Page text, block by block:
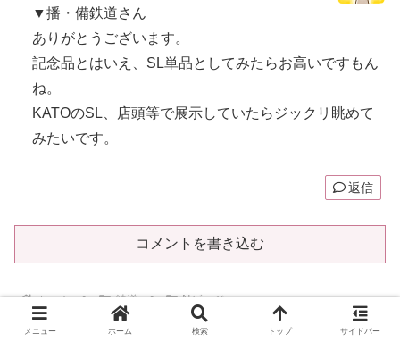
▼播・備鉄道さん
ありがとうございます。
記念品とはいえ、SL単品としてみたらお高いですもん
ね。
KATOのSL、店頭等で展示していたらジックリ眺めて
みたいです。
返信
コメントを書き込む
ホーム 鉄道 Nゲージ
メニュー ホーム 検索 トップ サイドバー